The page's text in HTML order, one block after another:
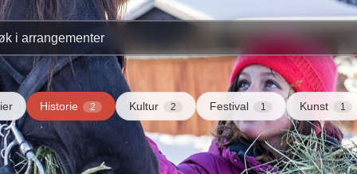
Historie 2 Kultur 2 Festival 1 Kunst 1